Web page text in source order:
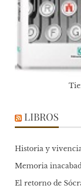
LIBROS
Historia y
Memoria
El retorno de